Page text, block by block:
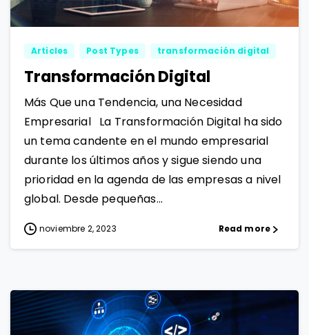
Articles Post Types transformación digital
Transformación Digital
Más Que una Tendencia, una Necesidad
Empresarial La Transformación Digital ha sido
un tema candente en el mundo empresarial
durante los últimos años y sigue siendo una
prioridad en la agenda de las empresas a nivel
global. Desde pequeñas...
noviembre 2, 2023 Read more